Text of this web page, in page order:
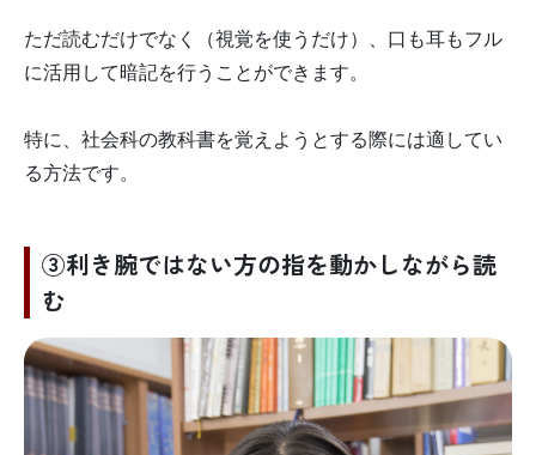
ただ読むだけでなく（視覚を使うだけ）、口も耳もフル
に活用して暗記を行うことができます。
特に、社会科の教科書を覚えようとする際には適してい
る方法です。
③利き腕ではない方の指を動かしながら読
む